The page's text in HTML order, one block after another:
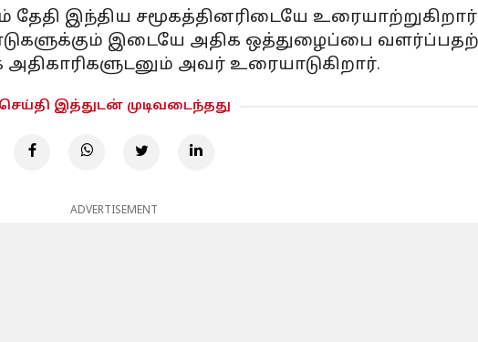
தேதி இந்திய சமூகத்தினரிடையே
இடையே அதிக ஒத்துழைப்பை
அவர் உரையாடுகிறார்.
செய்தி இத்துடன் முடிவடைந்தது
ADVERTISEMENT